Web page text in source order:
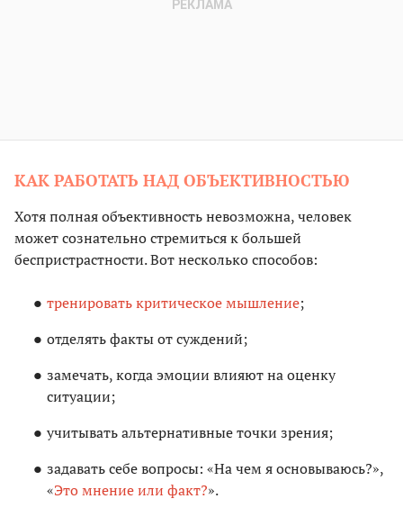
КАК РАБОТАТЬ НАД ОБЪЕКТИВНОСТЬЮ
Хотя полная объективность невозможна, человек
может сознательно стремиться к большей
беспристрастности. Вот несколько способов:
тренировать критическое мышление;
отделять факты от суждений;
замечать, когда эмоции влияют на оценку
ситуации;
учитывать альтернативные точки зрения;
задавать себе вопросы: «На чем я основываюсь?»,
«Это мнение или факт?».